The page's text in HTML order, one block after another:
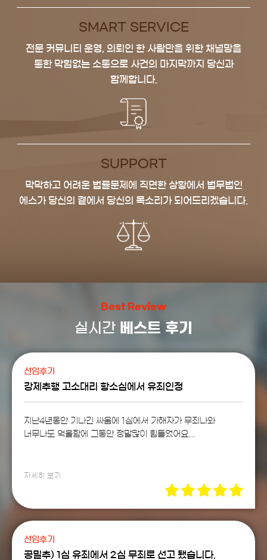
SMART SERVICE
전문 커뮤니티 운영, 의뢰인 한 사람만을 위한 채널망을
통한 막힘없는 소통으로 사건의 마지막까지 당신과
함께합니다.
SUPPORT
막막하고 어려운 법률문제에 직면한 상황에서 법무법인
에스가 당신의 곁에서 당신의 목소리가 되어드리겠습니다.
Best Review
실시간 베스트 후기
선임후기
강제추행 고소대리 항소심에서 유죄인정
지난4년동안 기나긴 싸움에 1심에서 가해자가 무죄나와
너무나도 억울함에 그동안 정말많이 힘들었어요....
자세히 보기
선임후기
공밀추) 1심 유죄에서 2심 무죄로 선고 됐습니다.